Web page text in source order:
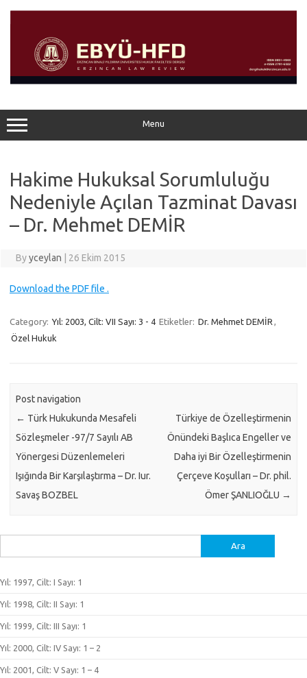
content
Menu
Hakime Hukuksal Sorumluluğu
Nedeniyle Açılan Tazminat Davası
– Dr. Mehmet DEMİR
Byyceylan | 26 Ekim 2015
Download the PDF file .
Category: Yıl: 2003, Cilt: VII Sayı: 3 - 4 Etiketler: Dr. Mehmet DEMİR
Özel Hukuk
Post navigation
← Türk Hukukunda Mesafeli
Sözleşmeler -97/7 Sayılı AB
Yönergesi Düzenlemeleri
Işığında Bir Karşılaştırma – Dr. Iur.
Savaş BOZBEL
Türkiye de Özelleştirmenin
Önündeki Başlıca Engeller ve
Daha iyi Bir Özelleştirmenin
Çerçeve Koşulları – Dr. phil.
Ömer ŞANLIOĞLU →
Yıl: 1997, Cilt: I Sayı: 1
Yıl: 1998, Cilt: II Sayı: 1
Yıl: 1999, Cilt: III Sayı: 1
Yıl: 2000, Cilt: IV Sayı: 1 – 2
Yıl: 2001, Cilt: V Sayı: 1 – 4